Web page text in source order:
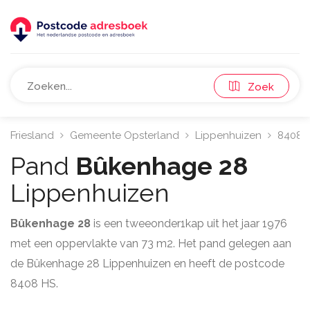
Zoek
Friesland Gemeente Opsterland Lippenhuizen 8408
Pand Bûkenhage 28
Lippenhuizen
Bûkenhage 28 is een tweeonder1kap uit het jaar 1976
met een oppervlakte van 73 m2. Het pand gelegen aan
de Bûkenhage 28 Lippenhuizen en heeft de postcode
8408 HS.